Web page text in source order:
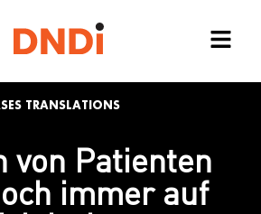
TRANSLATIONS
von Patienten
immer auf